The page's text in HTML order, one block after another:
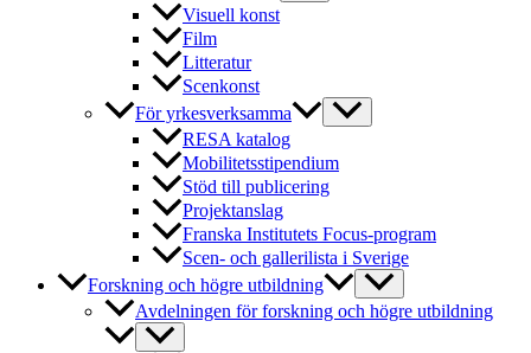
Visuell konst
Film
Litteratur
Scenkonst
För yrkesverksamma
RESA katalog
Mobilitetsstipendium
Stöd till publicering
Projektanslag
Franska Institutets Focus-program
Scen- och gallerilista i Sverige
Forskning och högre utbildning
Avdelningen för forskning och högre utbildning